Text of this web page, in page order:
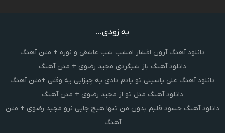
به زودی...
دانلود آهنگ آرون افشار امشب شب عاشقی و نوره + متن آهنگ
دانلود آهنگ باز شبگردی مجید رضوی + متن آهنگ
دانلود آهنگ علی یاسینی تو یادم دادی یه چیزایی یه وقتی +متن آهنگ
دانلود آهنگ مثل تو از مجید رضوی + متن آهنگ
دانلود آهنگ حسود قلبم بدون من تنها هیچ جایی نرو مجید رضوی + متن
آهنگ